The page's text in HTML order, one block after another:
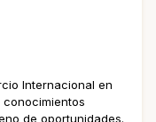
Internacional en
conocimientos
de oportunidades.